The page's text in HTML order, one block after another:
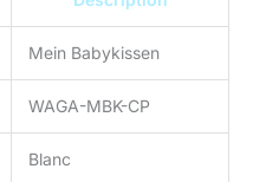
Mein Babykissen
WAGA-MBK-CP
Blanc